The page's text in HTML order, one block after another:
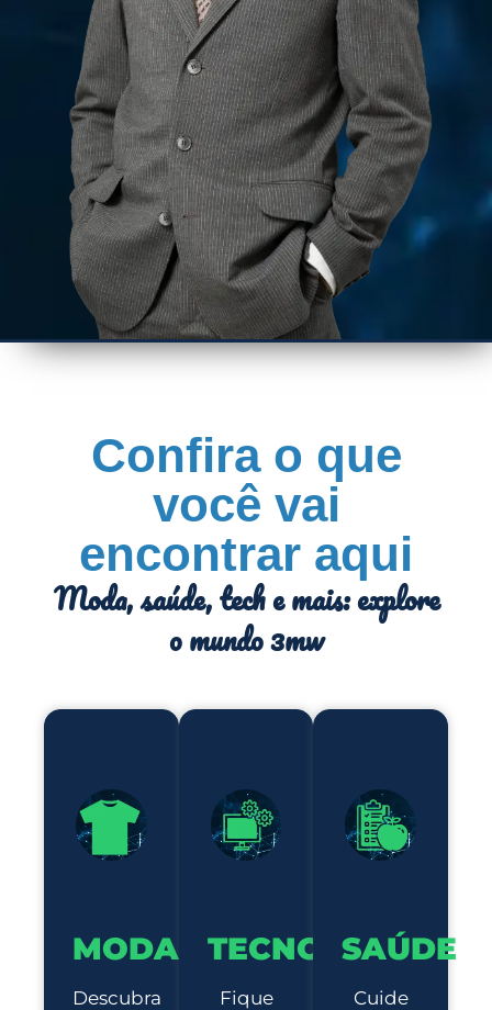
Confira o que
você vai
encontrar aqui
Moda, saúde, tech e mais: explore
o mundo 3mw
MODA
Descubra
TECNOLOGIA
Fique
SAÚDE
Cuide